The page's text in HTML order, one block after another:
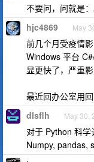
不要问，问就是
hjc4869 May
前几个月受疫情
Windows 平台
显更快了，严重
最近回办公室用
dlsflh May 30,
对于 Python 科学
Numpy, pandas,